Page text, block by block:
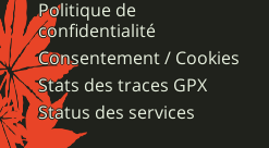
Politique de
confidentialité
Consentement / Cookies
Stats des traces GPX
Status des services